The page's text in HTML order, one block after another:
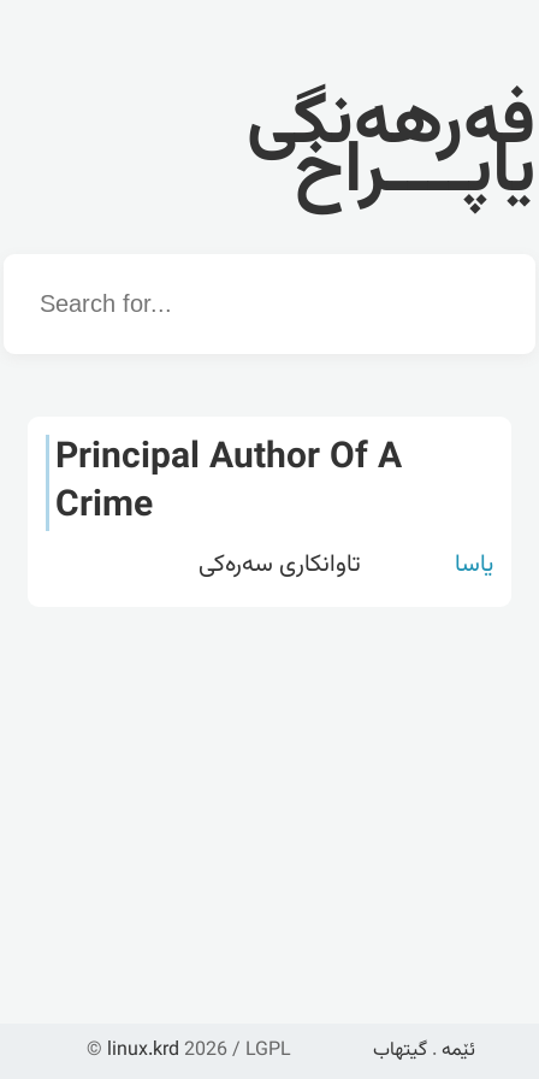
فەرهەنگی
یاپــــراخ
Word
Principal Author Of A
Crime
یاسا تاوانکاری سەرەکی
© linux.krd 2026 / LGPL ئێمە . گیتهاب